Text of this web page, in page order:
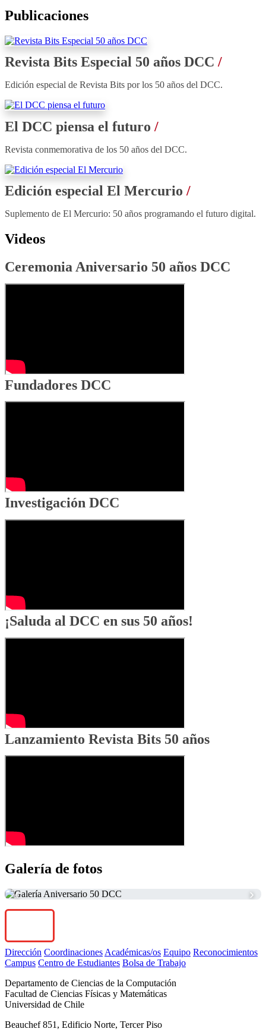
Publicaciones
Revista Bits Especial 50 años DCC
Edición especial de Revista Bits por los 50 años del DCC.
El DCC piensa el futuro
Revista conmemorativa de los 50 años del DCC.
Edición especial El Mercurio
Suplemento de El Mercurio: 50 años programando el futuro digital.
Videos
Ceremonia Aniversario 50 años DCC
Fundadores DCC
Investigación DCC
¡Saluda al DCC en sus 50 años!
Lanzamiento Revista Bits 50 años
Galería de fotos
‹ ›
Dirección Coordinaciones Académicas/os Equipo Reconocimientos
Campus Centro de Estudiantes Bolsa de Trabajo
Departamento de Ciencias de la Computación
Facultad de Ciencias Físicas y Matemáticas
Universidad de Chile
Beauchef 851, Edificio Norte, Tercer Piso